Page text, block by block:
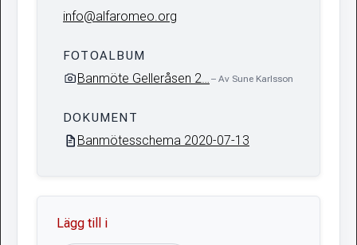
info@alfaromeo.org
FOTOALBUM
Banmöte Gelleråsen 2… – Av Sune Karlsson
DOKUMENT
Banmötesschema 2020-07-13
Lägg till i